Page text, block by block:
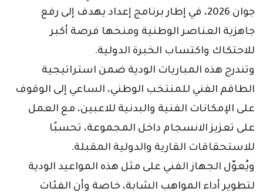
جوان 2026، في إطار برنامج إعداد يهدف إلى رفع
جاهزية العناصر الوطنية ومنحها فرصة أكبر
للاحتكاك واكتساب الخبرة الدولية.
وتندرج هذه المباريات الودية ضمن استراتيجية
الطاقم الفني للمنتخب الوطني، الساعي إلى الوقوف
على الإمكانات الفنية والبدنية للاعبين، مع العمل
على تعزيز الانسجام داخل المجموعة، تحسبًا
للاستحقاقات القارية والدولية المقبلة.
ويُعوّل الجهاز الفني على مثل هذه المواعيد الودية
لتطوير أداء المواهب الشابة، خاصة وأن الفئات